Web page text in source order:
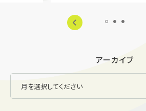
アーカイブ